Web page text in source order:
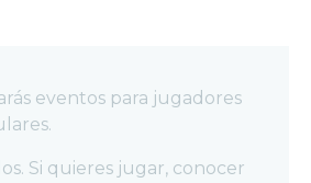
eventos para jugadores
Si quieres jugar, conocer